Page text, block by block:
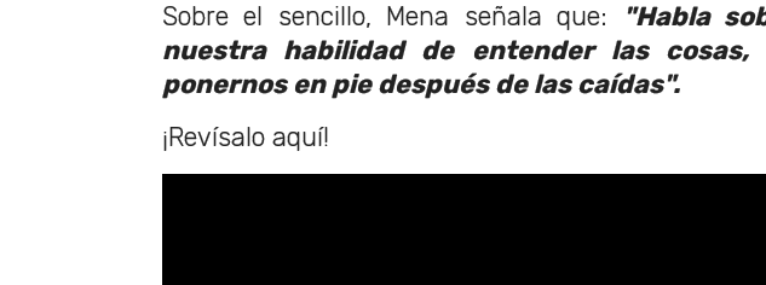
Sobre el sencillo, Mena señala que:
"Habla
nuestra habilidad de entender las cosas,
ponernos en pie después de las caídas".
¡Revísalo aquí!